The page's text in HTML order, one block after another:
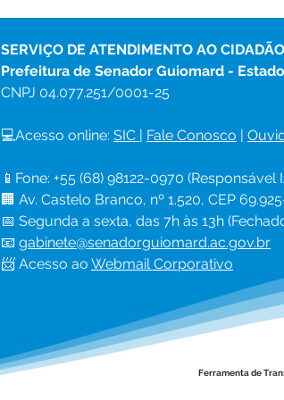
Escolas do Município
SERVIÇO DE ATENDIMENTO AO
Prefeitura de Senador Guiomard -
CNPJ 04.077.251/0001-25
💻Acesso online: SIC | Fale Conosco |
📱Fone: +55 (68) 98122-0970 (Responsável
🏢 Av. Castelo Branco, nº 1.520, CEP
📅 Segunda a sexta, das 7h às 13h
📧 gabinete@senadorguiomard.ac.gov.br
📨 Acesso ao Webmail Corporativo
Ferramenta de